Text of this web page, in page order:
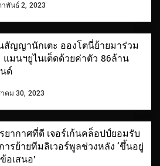
าพันธ์ 2, 2023
สัญญานักเตะ อองโตนี่ย้ายมาร่วม
แมนฯยูไนเต็ดด้วยค่าตัว 86ล้าน
ด์
คม 30, 2023
ยากาศที่ดี เจอร์เก้นคล็อปป์ยอมรับ
ารย้ายทีมลิเวอร์พูลช่วงหลัง ‘ขึ้นอยู่
อเสนอ’